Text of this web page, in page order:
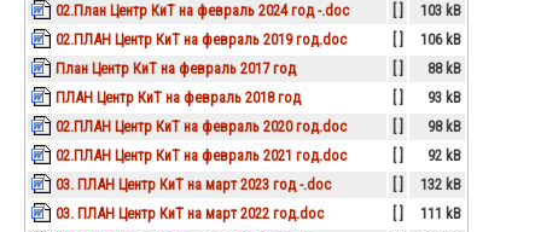
02.План Центр КиТ на февраль 2024 год -.doc
103 kB
02.ПЛАН Центр КиТ на февраль 2019 год.doc
106 kB
План Центр КиТ на февраль 2017 год
88 kB
ПЛАН Центр КиТ на февраль 2018 год
93 kB
02.ПЛАН Центр КиТ на февраль 2020 год.doc
98 kB
02.ПЛАН Центр КиТ на февраль 2021 год.doc
92 kB
03. ПЛАН Центр КиТ на март 2023 год -.doc
132 kB
03. ПЛАН Центр КиТ на март 2022 год.doc
111 kB